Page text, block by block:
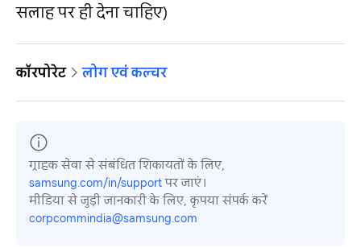
सलाह पर ही देना चाहिए)
कॉरपोरेट लोग एवं कल्चर
ग्राहक सेवा से संबंधित शिकायतों के लिए,
samsung.com/in/supportपर जाएं।
मीडिया से जुड़ी जानकारी के लिए, कृपया संपर्क करें
corpcommindia@samsung.com